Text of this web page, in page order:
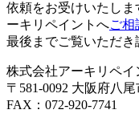
依頼をお受けいたし
ーキリペイントへご相
最後までご覧いただき
株式会社アーキリペイ
〒581-0092 大阪府八
FAX：072-920-7741